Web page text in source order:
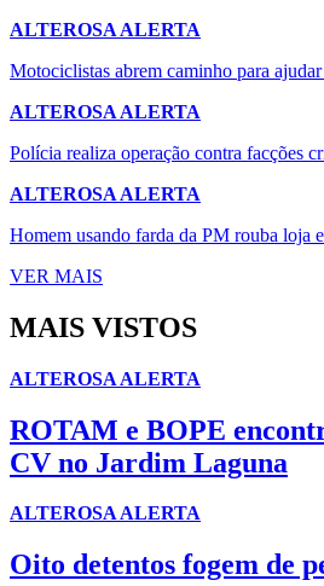
ALTEROSA ALERTA
Motociclistas abrem caminho para
ALTEROSA ALERTA
Polícia realiza operação contra facções
ALTEROSA ALERTA
Homem usando farda da PM rouba loja
VER MAIS
MAIS VISTOS
ALTEROSA ALERTA
ROTAM e BOPE
CV no Jardim Laguna
ALTEROSA ALERTA
Oito detentos fogem de